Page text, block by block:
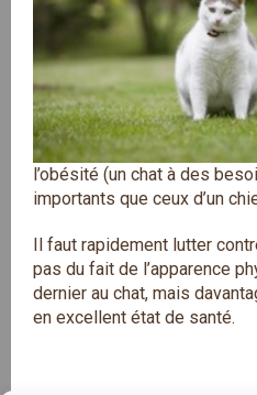
l’obésité (un chat à des
importants que ceux d’un
Il faut rapidement lutter
pas du fait de l’apparence
dernier au chat, mais
en excellent état de santé.